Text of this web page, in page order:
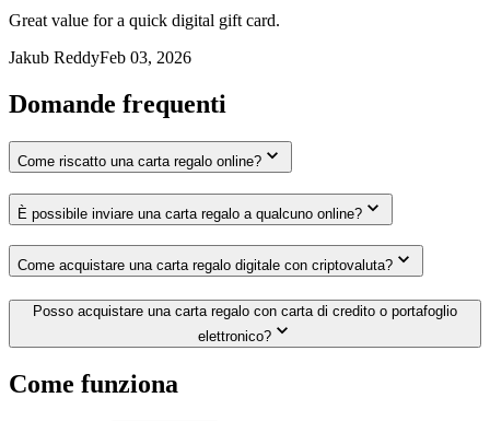
Great value for a quick digital gift card.
Jakub ReddyFeb 03, 2026
Domande frequenti
Come riscatto una carta regalo online?
È possibile inviare una carta regalo a qualcuno online?
Come acquistare una carta regalo digitale con criptovaluta?
Posso acquistare una carta regalo con carta di credito o portafoglio
elettronico?
Come funziona